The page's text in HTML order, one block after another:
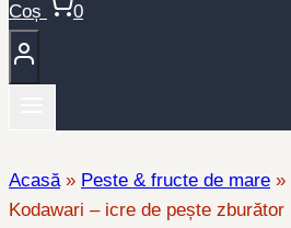
Coș 0
Acasă» Peste & fructe de mare »
Kodawari – icre de pește zburător